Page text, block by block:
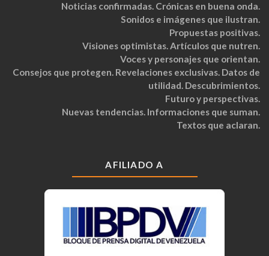
Noticias confirmadas. Crónicas en buena onda.
Sonidos e imágenes que ilustran.
Propuestas positivas.
Visiones optimistas. Artículos que nutren.
Voces y personajes que orientan.
Consejos que protegen. Revelaciones exclusivas. Datos de
utilidad. Descubrimientos.
Futuro y perspectivas.
Nuevas tendencias. Informaciones que suman.
Textos que aclaran.
AFILIADO A